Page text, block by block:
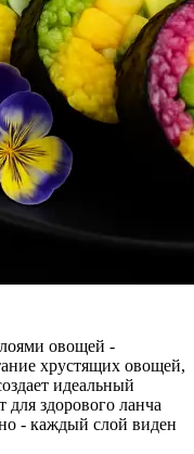
овощей -
хрустящих овощей,
идеальный
здорового ланча
- каждый слой виден